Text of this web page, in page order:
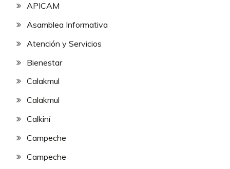
APICAM
Asamblea Informativa
Atención y Servicios
Bienestar
Calakmul
Calakmul
Calkiní
Campeche
Campeche